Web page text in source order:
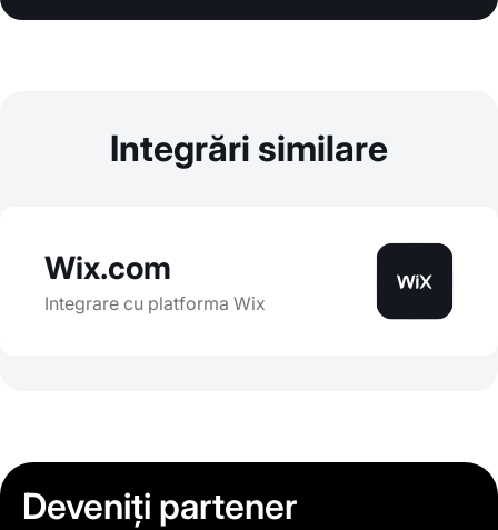
Integrări similare
Wix.com
Integrare cu platforma Wix
Deveniți partener